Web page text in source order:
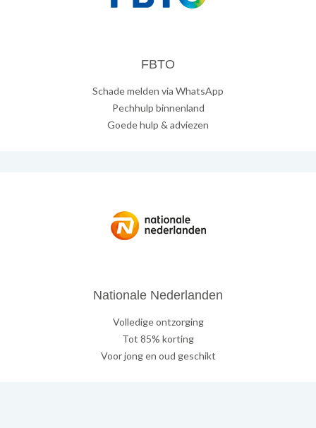
FBTO
Schade melden via WhatsApp
Pechhulp binnenland
Goede hulp & adviezen
Nationale Nederlanden
Volledige ontzorging
Tot 85% korting
Voor jong en oud geschikt